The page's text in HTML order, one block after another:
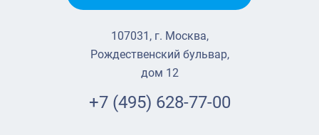
107031, г. Москва,
Рождественский бульвар,
дом 12
+7 (495) 628-77-00